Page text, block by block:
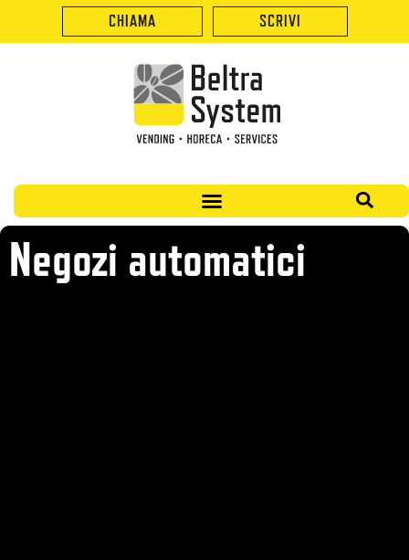
CHIAMA SCRIVI
Negozi automatici